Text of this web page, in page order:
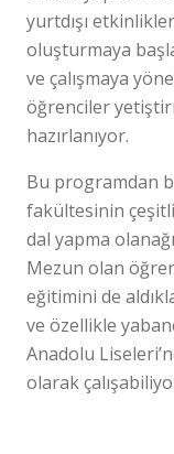
yurtdışı
oluşturmaya
ve çalışmaya
öğrenciler
hazırlanıyor.
Bu programdan
fakültesinin
dal yapma
Mezun olan
eğitimini de
ve özellikle
Anadolu
olarak